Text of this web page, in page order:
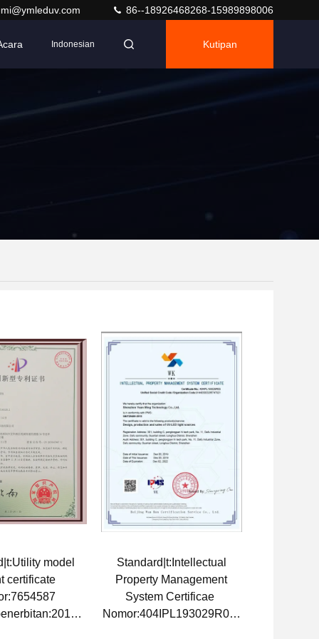
86--18926468268-15989898006
Indonesian Kutipan
model
certificate
Standard|t:Intellectual
Property Management
System Certificae
Nomor:404IPL193029R0S